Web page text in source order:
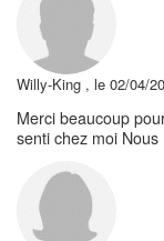
Willy-King , le 02/04/
Merci beaucoup
senti chez moi